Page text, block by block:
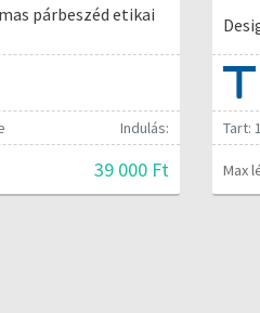
párbeszéd etikai
Indulás:
39 000 Ft
Tart:
Max